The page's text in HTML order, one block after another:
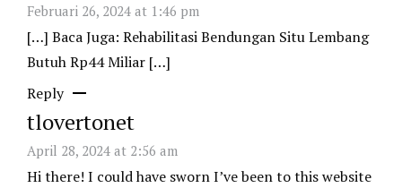
Februari 26, 2024 at 1:46 pm
[…] Baca Juga: Rehabilitasi Bendungan Situ Lembang
Butuh Rp44 Miliar […]
Reply
tlovertonet
April 28, 2024 at 2:56 am
Hi there! I could have sworn I’ve been to this website